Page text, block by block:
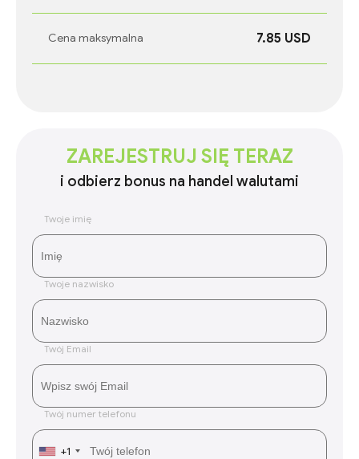
Cena maksymalna 7.85 USD
ZAREJESTRUJ SIĘ TERAZ
i odbierz bonus na handel walutami
Twoje imię
Twoje nazwisko
Twój Email
Twój numer telefonu
+1